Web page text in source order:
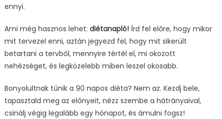
ennyi.
Ami még hasznos lehet: diétanapló! Írd fel előre, hogy mikor
mit tervezel enni, aztán jegyezd fel, hogy mit sikerült
betartani a tervből, mennyire tértél el, mi okozott
nehézséget, és legközelebb miben leszel okosabb.
Bonyolultnak tűnik a 90 napos diéta? Nem az. Kezdj bele,
tapasztald meg az előnyeit, nézz szembe a hátrányaival,
csinálj végig legalább egy hónapot, és ámulni fogsz!